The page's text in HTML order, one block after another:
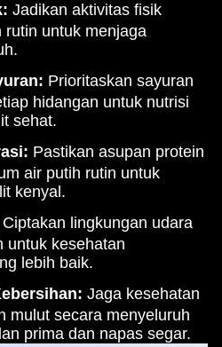
Jadikan aktivitas fisik
rutin untuk menjaga
Prioritaskan sayuran
hidangan untuk nutrisi
sehat.
Pastikan asupan protein
air putih rutin untuk
kenyal.
Ciptakan lingkungan udara
untuk kesehatan
lebih baik.
Jaga kesehatan
mulut secara menyeluruh
prima dan napas segar.